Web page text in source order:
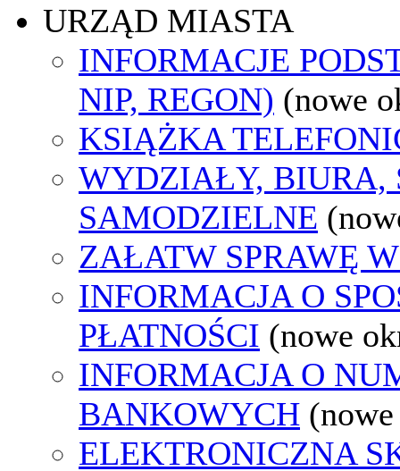
URZĄD MIASTA
INFORMACJE
NIP, REGON) (nowe
KSIĄŻKA
WYDZIAŁY, BIURA,
SAMODZIELNE
ZAŁATW SPRAWĘ
INFORMACJA O
PŁATNOŚCI (nowe
INFORMACJA O
BANKOWYCH
ELEKTRONICZNA